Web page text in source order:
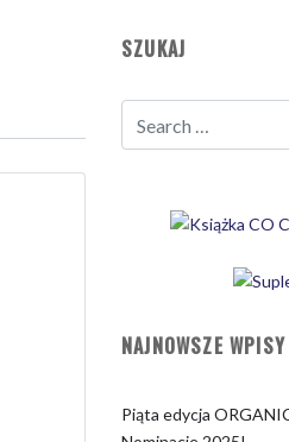
SZUKAJ
NAJNOWSZE WPISY
Piąta edycja